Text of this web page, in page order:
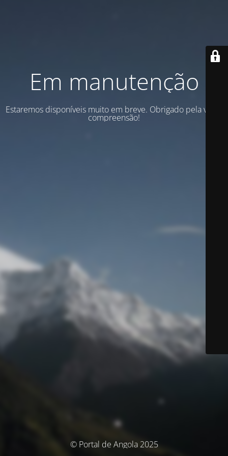
Em manutenção
Estaremos disponíveis muito em breve. Obrigado pela vossa
compreensão!
© Portal de Angola 2025